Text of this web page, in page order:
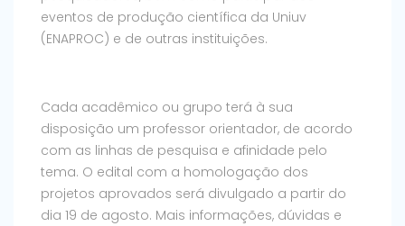
eventos de produção científica da Uniuv
(ENAPROC) e de outras instituições.
Cada acadêmico ou grupo terá à sua
disposição um professor orientador, de acordo
com as linhas de pesquisa e afinidade pelo
tema. O edital com a homologação dos
projetos aprovados será divulgado a partir do
dia 19 de agosto. Mais informações, dúvidas e